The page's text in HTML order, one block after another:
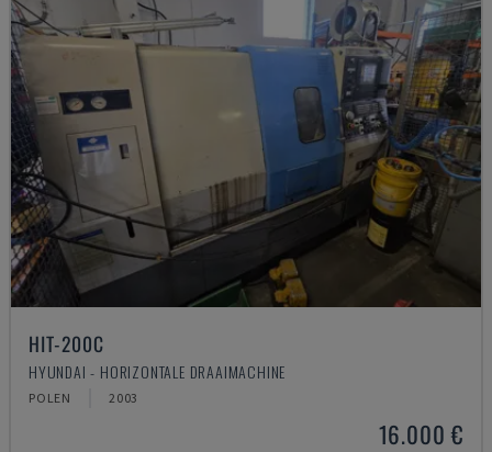
HIT-200C
HYUNDAI - HORIZONTALE DRAAIMACHINE
POLEN 2003
16.000 €